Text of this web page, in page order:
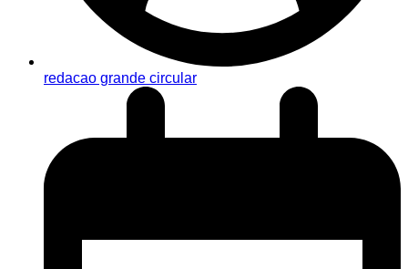
redacao grande circular